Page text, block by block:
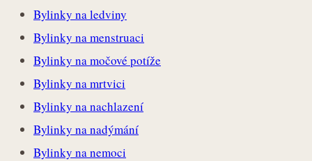
Bylinky na ledviny
Bylinky na menstruaci
Bylinky na močové potíže
Bylinky na mrtvici
Bylinky na nachlazení
Bylinky na nadýmání
Bylinky na nemoci